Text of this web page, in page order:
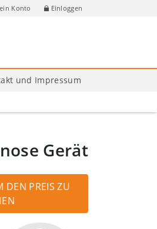
Konto Einloggen
und Impressum
Gerät
DEN PREIS ZU